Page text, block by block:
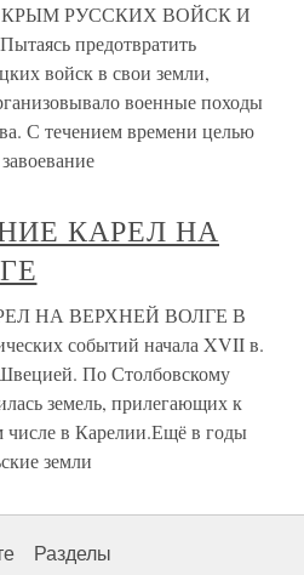
РУССКИХ ВОЙСК И
предотвратить
войск в свои земли,
военные походы
С течением времени целью
КАРЕЛ НА
НА ВЕРХНЕЙ ВОЛГЕ В
событий начала XVII в.
По Столбовскому
земель, прилегающих к
в Карелии.Ещё в годы
земли
Разделы